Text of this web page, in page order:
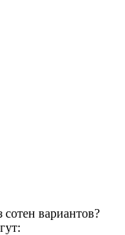
вариантов?